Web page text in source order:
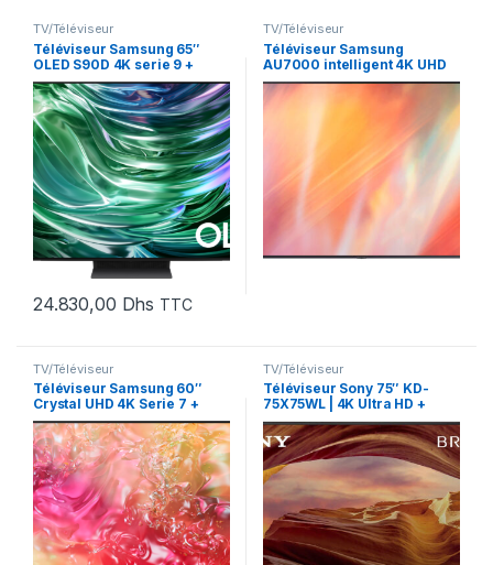
TV/Téléviseur
Téléviseur Samsung 65″
OLED S90D 4K serie 9 +
Récepteur intégré
(QA65S90DAUXMV)
24.830,00 Dhs TTC
TV/Téléviseur
Téléviseur Samsung
AU7000 intelligent 4K UHD
58″ (UA58AU7000UXMV)
TV/Téléviseur
Téléviseur Samsung 60″
Crystal UHD 4K Serie 7 +
Récepteur intégré
(UA60DU7000UXMV)
TV/Téléviseur
Téléviseur Sony 75″ KD-
75X75WL | 4K Ultra HD +
Récepteur intégré (KD-
75X75WL E33)